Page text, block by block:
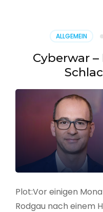
ALLGEMEIN
Cyberwar
Plot:Vor einigen
Rodgau nach einem